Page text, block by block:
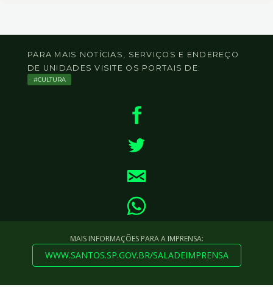
PARA MAIS NOTÍCIAS, SERVIÇOS E ENDEREÇO
DE UNIDADES VISITE OS PORTAIS DE:
CULTURA
MAIS INFORMAÇÕES PARA A IMPRENSA:
WWW.SANTOS.SP.GOV.BR/SALADEIMPRENSA